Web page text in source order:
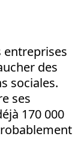
entreprises
des
sociales.
ses
170 000